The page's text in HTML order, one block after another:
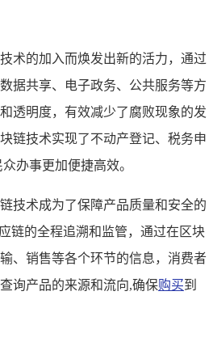
术的加入而焕发出新的活力，通过
据共享、电子政务、公共服务等方
透明度，有效减少了腐败现象的发
链技术实现了不动产登记、税务申
办事更加便捷高效。
技术成为了保障产品质量和安全的
链的全程追溯和监管，通过在区块
、销售等各个环节的信息，消费者
询产品的来源和流向,确保购买到